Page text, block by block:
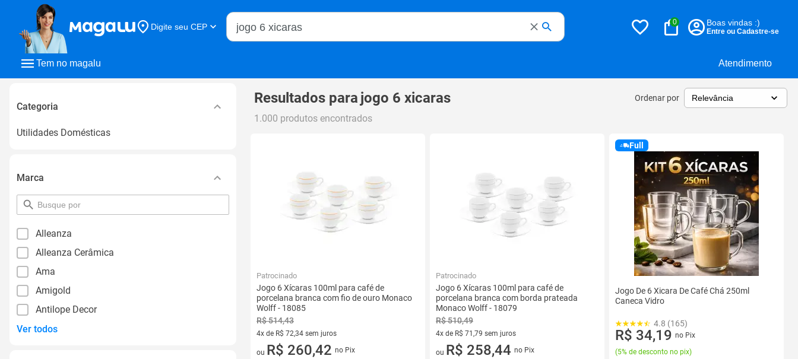
Tem no magalu Atendimento
Digite seu CEP
Buscar no Magalu
0 Boas vindas :)
Entre ou Cadastre-se
Categoria
Utilidades Domésticas
Marca
pesquisar
por
Alleanza
Alleanza Cerâmica
Ama
Amigold
Antilope Decor
Ver todos
Resultados para jogo 6 xicaras Ordenar por
1.000 produtos encontrados
Patrocinado
Jogo 6 Xícaras 100ml para café de
porcelana branca com fio de ouro Monaco
Wolff - 18085
R$ 514,43
4x de R$ 72,34 sem juros
4 vez de R$ 72,34 sem juros
ou R$ 260,42 no Pix
Patrocinado
Jogo 6 Xícaras 100ml para café de
porcelana branca com borda prateada
Monaco Wolff - 18079
R$ 510,49
4x de R$ 71,79 sem juros
4 vez de R$ 71,79 sem juros
ou R$ 258,44 no Pix
Full
Jogo De 6 Xicara De Café Chá 250ml
Caneca Vidro
4.8 (165)
R$ 34,19 no Pix
(5% de desconto no pix)